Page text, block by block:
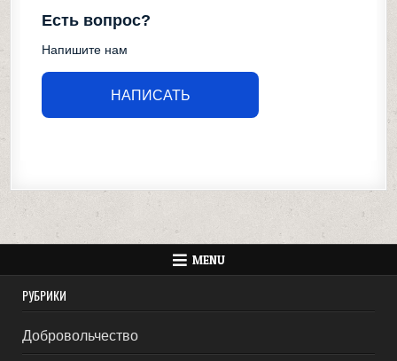
Есть вопрос?
Напишите нам
НАПИСАТЬ
MENU
РУБРИКИ
Добровольчество